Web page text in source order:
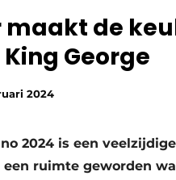
Cookie statement
aanmelden
maakt de
George
2024
2024 is een
een ruimte geworden